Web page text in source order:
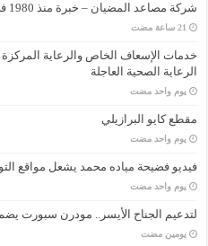
شركة مصاعد المضيان – خبرة منذ 1980 في حلول المصاعد بالكويت
خدمات الإسعاف الخاص والرعاية
الرعاية الصحية العاجلة
‏يوم واحد مضت
مقطع كايو البرازيلي
‏يوم واحد مضت
فيديو فضيحة مياده محمد يشعل مواقع
‏يوم واحد مضت
لتدعيم الجناح الأيسر.. مودرن سبورت
‏يومين مضت